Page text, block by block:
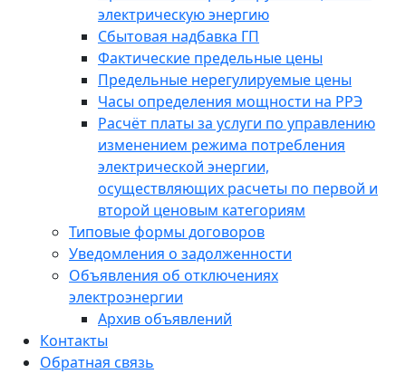
электрическую энергию
Сбытовая надбавка ГП
Фактические предельные цены
Предельные нерегулируемые цены
Часы определения мощности на РРЭ
Расчёт платы за услуги по управлению
изменением режима потребления
электрической энергии,
осуществляющих расчеты по первой и
второй ценовым категориям
Типовые формы договоров
Уведомления о задолженности
Объявления об отключениях
электроэнергии
Архив объявлений
Контакты
Обратная связь